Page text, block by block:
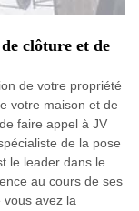
clôture et de
de votre propriété
votre maison et de
faire appel à JV
de la pose
le leader dans le
au cours de ses
avez la